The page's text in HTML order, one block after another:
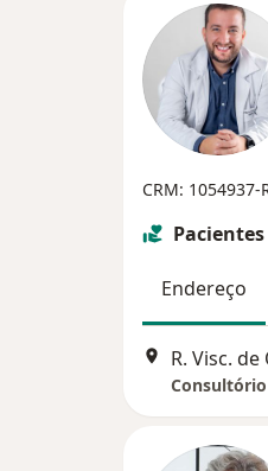
CRM: 1054937-
Endereço